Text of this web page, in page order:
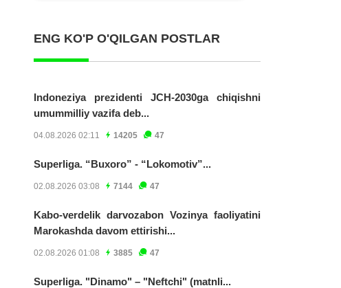
ENG KO'P O'QILGAN POSTLAR
Indoneziya prezidenti JCH-2030ga chiqishni
umummilliy vazifa deb...
04.08.2026 02:11 14205 47
Superliga. “Buxoro” - “Lokomotiv”...
02.08.2026 03:08 7144 47
Kabo-verdelik darvozabon Vozinya faoliyatini
Marokashda davom ettirishi...
02.08.2026 01:08 3885 47
Superliga. "Dinamo" – "Neftchi" (matnli...